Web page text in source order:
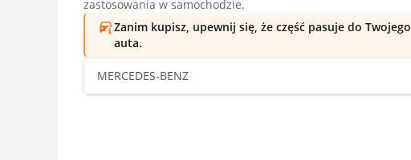
zastosowania w samochodzie.
Zanim kupisz, upewnij się, że część pasuje do Twojego
auta.
MERCEDES-BENZ